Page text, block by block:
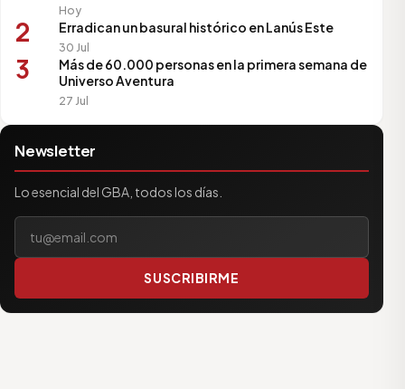
Hoy
2 Erradican un basural histórico en Lanús Este
30 Jul
3
Más de 60.000 personas en la primera semana de
Universo Aventura
27 Jul
Newsletter
Lo esencial del GBA, todos los días.
SUSCRIBIRME